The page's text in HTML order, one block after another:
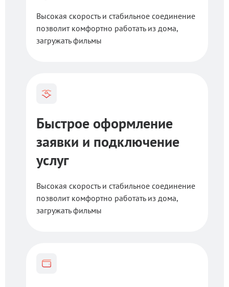
Высокая скорость и стабильное соединение
позволит комфортно работать из дома,
загружать фильмы
Быстрое оформление
заявки и подключение
услуг
Высокая скорость и стабильное соединение
позволит комфортно работать из дома,
загружать фильмы